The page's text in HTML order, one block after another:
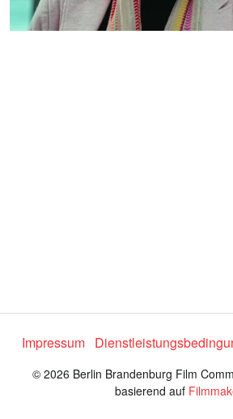
i
b
s
Impressum
© 2026 Berlin Brandenburg Film
basierend auf